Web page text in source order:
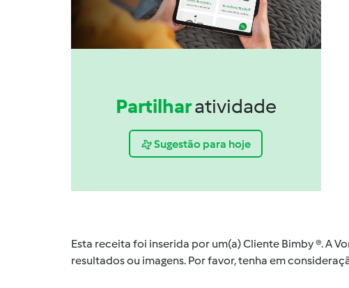
Partilharatividade
Sugestão para hoje
Esta receita foi inserida por um(a) Cliente Bimby ®. A
resultados ou imagens. Por favor, tenha em